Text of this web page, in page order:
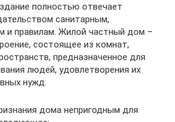
полностью отвечает
санитарным,
и правилам. Жилой частный дом –
состоящее из комнат,
предназначенное для
людей, удовлетворения их
нужд.
дома непригодным для